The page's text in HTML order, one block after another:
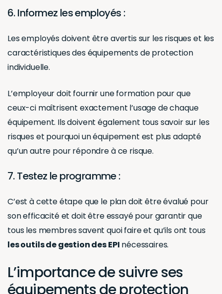
6. Informez les employés :
Les employés doivent être avertis sur les risques et les
caractéristiques des équipements de protection
individuelle.
L’employeur doit fournir une formation pour que
ceux-ci maîtrisent exactement l’usage de chaque
équipement. Ils doivent également tous savoir sur les
risques et pourquoi un équipement est plus adapté
qu’un autre pour répondre à ce risque.
7. Testez le programme :
C’est à cette étape que le plan doit être évalué pour
son efficacité et doit être essayé pour garantir que
tous les membres savent quoi faire et qu’ils ont tous
les outils de gestion des EPI nécessaires.
L’importance de suivre ses
équipements de protection